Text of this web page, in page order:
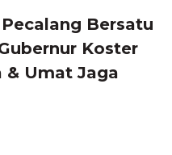
Bersatu
Koster
& Umat Jaga